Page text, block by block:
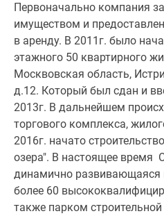
Первоначально компания
имуществом и
в аренду. В 2011г. было
этажного 50 квартирного
Москвовская область,
д.12. Который был сдан и
2013г. В дальнейшем
торгового комплекса,
2016г. начато
озера". В настоящее время
динамично
более 60
также парком строительной